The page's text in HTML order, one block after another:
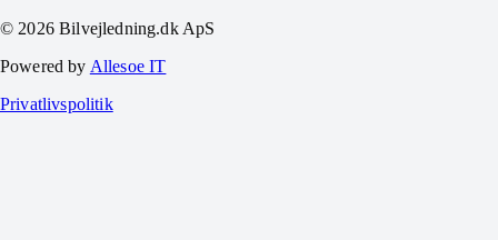
© 2026 Bilvejledning.dk ApS
Powered by Allesoe IT
Privatlivspolitik